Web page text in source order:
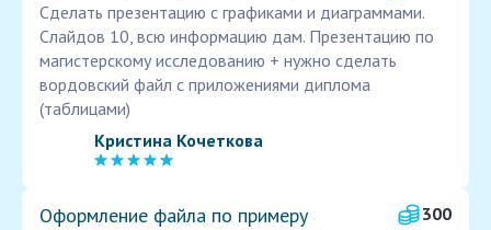
Сделать презентацию с графиками и диаграммами.
Слайдов 10, всю информацию дам. Презентацию по
магистерскому исследованию + нужно сделать
вордовский файл с приложениями диплома
(таблицами)
Кристина Кочеткова
Оформление файла по примеру
300